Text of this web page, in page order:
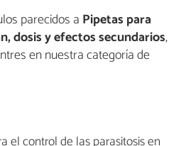
parecidos a Pipetas para
dosis y efectos secundarios,
en nuestra categoría de